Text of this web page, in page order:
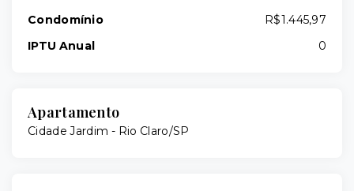
Condomínio
R$1.445,97
IPTU Anual
0
Apartamento
Cidade Jardim - Rio Claro/SP